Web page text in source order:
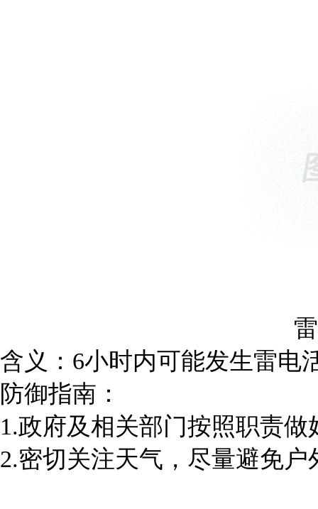
含义：6小时内可能发生雷电
防御指南：
1.政府及相关部门按照职责做
2.密切关注天气，尽量避免户